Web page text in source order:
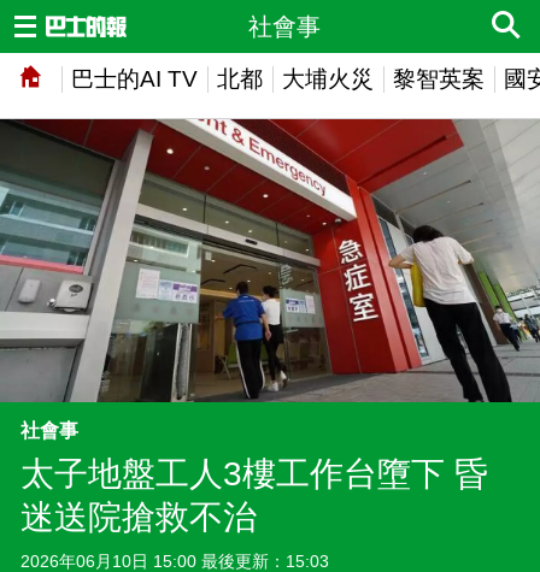
巴士的AI TV 北都 大埔火災 黎智英案 國
社會事
社會事
太子地盤工人3樓工作台墮下 昏
迷送院搶救不治
2026年06月10日 15:00 最後更新：15:03